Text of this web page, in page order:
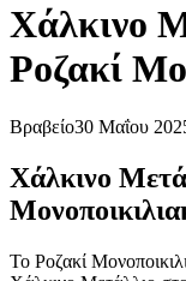
Χάλκινο
Ροζακί
Βραβείο30 Μαΐου
Χάλκινο
Το Ροζακί